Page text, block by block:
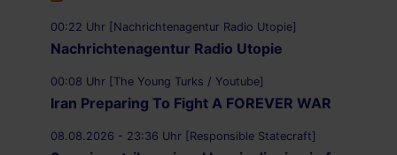
00:22 Uhr [Nachrichtenagentur Radio Utopie]
Nachrichtenagentur Radio Utopie
00:08 Uhr [The Young Turks / Youtube]
Iran Preparing To Fight A FOREVER WAR
08.08.2026 - 23:36 Uhr [Responsible Statecraft]